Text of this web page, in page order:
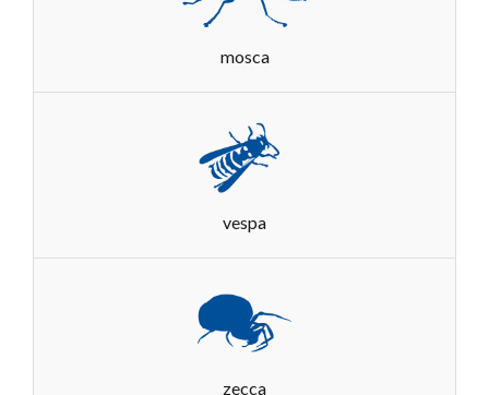
mosca
vespa
zecca